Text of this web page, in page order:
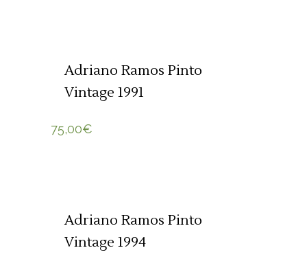
Adriano Ramos Pinto
Vintage 1991
75,00€
Adriano Ramos Pinto
Vintage 1994